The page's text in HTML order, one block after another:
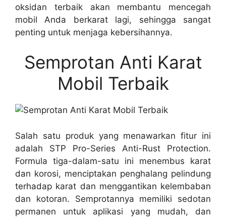
oksidan terbaik akan membantu mencegah
mobil Anda berkarat lagi, sehingga sangat
penting untuk menjaga kebersihannya.
Semprotan Anti Karat
Mobil Terbaik
Salah satu produk yang menawarkan fitur ini
adalah STP Pro-Series Anti-Rust Protection.
Formula tiga-dalam-satu ini menembus karat
dan korosi, menciptakan penghalang pelindung
terhadap karat dan menggantikan kelembaban
dan kotoran. Semprotannya memiliki sedotan
permanen untuk aplikasi yang mudah, dan